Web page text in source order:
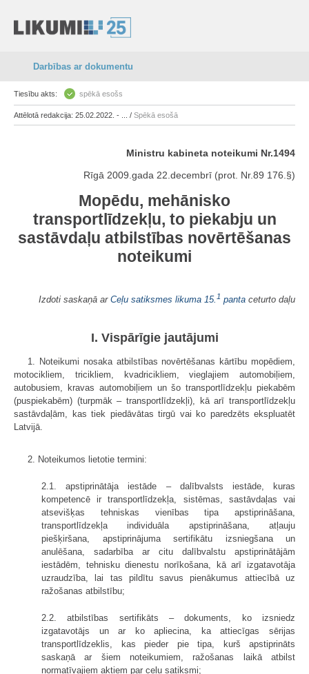
Darbības ar dokumentu
Tiesību akts: spēkā esošs
Attēlotā redakcija: 25.02.2022. - ... / Spēkā esošā
Ministru kabineta noteikumi Nr.1494
Rīgā 2009.gada 22.decembrī (prot. Nr.89 176.§)
Mopēdu, mehānisko
transportlīdzekļu, to piekabju un
sastāvdaļu atbilstības novērtēšanas
noteikumi
Izdoti saskaņā ar Ceļu satiksmes likuma 15. 1 panta ceturto daļu
I. Vispārīgie jautājumi
1. Noteikumi nosaka atbilstības novērtēšanas kārtību mopēdiem,
motocikliem, tricikliem, kvadricikliem, vieglajiem automobiļiem,
autobusiem, kravas automobiļiem un šo transportlīdzekļu piekabēm
(puspiekabēm) (turpmāk – transportlīdzekļi), kā arī transportlīdzekļu
sastāvdaļām, kas tiek piedāvātas tirgū vai ko paredzēts ekspluatēt
Latvijā.
2. Noteikumos lietotie termini:
2.1. apstiprinātāja iestāde – dalībvalsts iestāde, kuras
kompetencē ir transportlīdzekļa, sistēmas, sastāvdaļas vai
atsevišķas tehniskas vienības tipa apstiprināšana,
transportlīdzekļa individuāla apstiprināšana, atļauju
piešķiršana, apstiprinājuma sertifikātu izsniegšana un
anulēšana, sadarbība ar citu dalībvalstu apstiprinātājām
iestādēm, tehnisku dienestu norīkošana, kā arī izgatavotāja
uzraudzība, lai tas pildītu savus pienākumus attiecībā uz
ražošanas atbilstību;
2.2. atbilstības sertifikāts – dokuments, ko izsniedz
izgatavotājs un ar ko apliecina, ka attiecīgas sērijas
transportlīdzeklis, kas pieder pie tipa, kurš apstiprināts
saskaņā ar šiem noteikumiem, ražošanas laikā atbilst
normatīvajiem aktiem par ceļu satiksmi;